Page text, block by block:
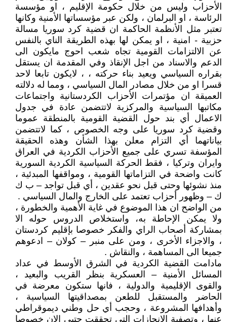
الأحزاب وليس من خلال حكومة الإقليم ، او مؤسسة
الرئاسة ، او البرلمان ، ولكن عبر مؤسساتها الأمنية وكانها
تعتبر مثل الأنظمة الحاكمة ان قضية كرد سوريا مسالة
حزبية - امنية ، او يمكن لها بهذه الطريقة الناي بالنفس
عن الالتزامات القومية تجاه شعب احوج مايكون الى
الدعم والاسناد من اجل الإنقاذ وفي المقدمة ان يستقل
بقراره السياسي ويعيد بناء حركته ، ، لايكون تابعا لاحد
قسرا او من خلال مصادر المال السياسي ، ومما له دلالته
العميقة ان مؤتمرات الأحزاب الكردستانية واجتماعات
مكاتبها السياسية والمركزية لاتتضمن عادة في جدول
الاعمال أي بند حول القضية القومية بالمنطقة عموما
وقضية كرد سوريا على وجه الخصوص ، كما لاتتضمن
بياناتهما أي التزام معلن بهذا الشأن وهذه الحقيقة
المؤسفة تسري على جميع الأحزاب الكردية في العراق
وايران وتركيا ، فقط الحركة السياسية الكردية السورية
كانت واضحة في التزاماتها القومية ، ومواقفها المبدئية ،
منذ نشوئها وحتى قبل نحو عقدين ، أي قبل تواجد – ب ك
ك – وظهور أحزاب تعتمد على الخارج والمال السياسي .
من الواضح ان هذا الموضوع في غاية الأهمية والخطورة ،
ولا يمكن الإحاطة به، واستخلاص الدروس حوله الا
بمشاركة أصحاب الراي والفكر خصوصا بإقليم كردستان
، والاجزاء الأخرى ، ومن على منبر – كولان – ادعوهم
جميعا الى المساهمة ، والنقاش .
مادامت القضية الكردية في الشرق الأوسط في عداد
المسائل الأمنية – العسكرية بنظر القريب والبعيد ،
والقوى الإقليمية والدولية ، فانها ستكون معرضة في
الحاضر والمستقبل للطعن بمصداقيتها السياسية ،
وأهدافها المشروعة ، وحجب أي حل وطني ديموقراطي
عنها ، وتصفية الإنجازات التي تحققت حتىى الان خصوصا